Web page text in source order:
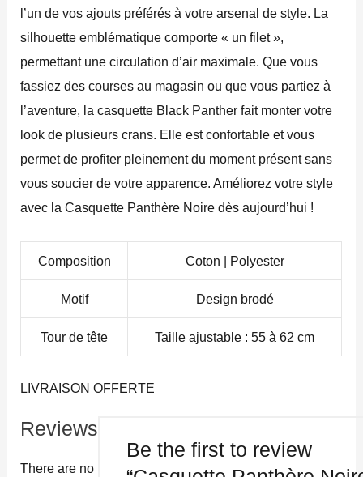
l’un de vos ajouts préférés à votre arsenal de style. La
silhouette emblématique comporte « un filet »,
permettant une circulation d’air maximale. Que vous
fassiez des courses au magasin ou que vous partiez à
l’aventure, la casquette Black Panther fait monter votre
look de plusieurs crans. Elle est confortable et vous
permet de profiter pleinement du moment présent sans
vous soucier de votre apparence. Améliorez votre style
avec la Casquette Panthère Noire dès aujourd’hui !
Composition Coton | Polyester
Motif Design brodé
Tour de tête Taille ajustable : 55 à 62 cm
LIVRAISON OFFERTE
Reviews
There are no
Be the first to review